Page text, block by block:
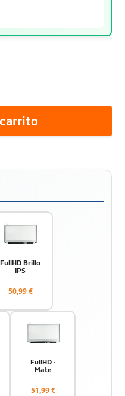
FullHD Brillo
IPS
50,99 €
FullHD ·
Mate
51,99 €